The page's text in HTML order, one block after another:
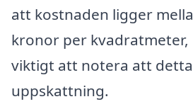
att kostnaden ligger
kronor per kvadratmeter,
viktigt att notera att
uppskattning.